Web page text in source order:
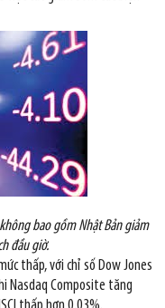
bao gồm Nhật Bản giảm
đầu giờ.
thấp, với chỉ số Dow Jones
Nasdaq Composite tăng